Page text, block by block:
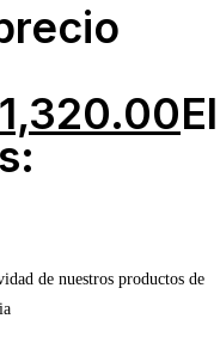
1,320.00El
de nuestros productos de